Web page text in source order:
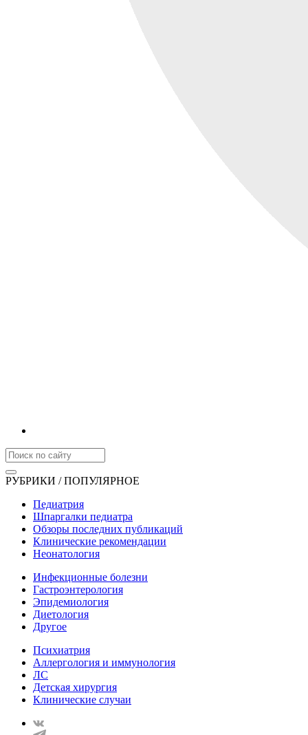
РУБРИКИ / ПОПУЛЯРНОЕ
Педиатрия
Шпаргалки педиатра
Обзоры последних публикаций
Клинические рекомендации
Неонатология
Инфекционные болезни
Гастроэнтерология
Эпидемиология
Диетология
Другое
Психиатрия
Аллергология и иммунология
ЛС
Детская хирургия
Клинические случаи